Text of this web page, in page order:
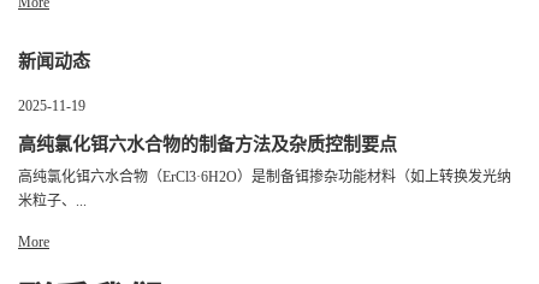
新闻动态
2025-11-19
高纯氯化铒六水合物的制备方法及杂质控制要点
高纯氯化铒六水合物（ErCl3·6H2O）是制备铒掺杂功能材料（如上转换发光纳
米粒子、...
More